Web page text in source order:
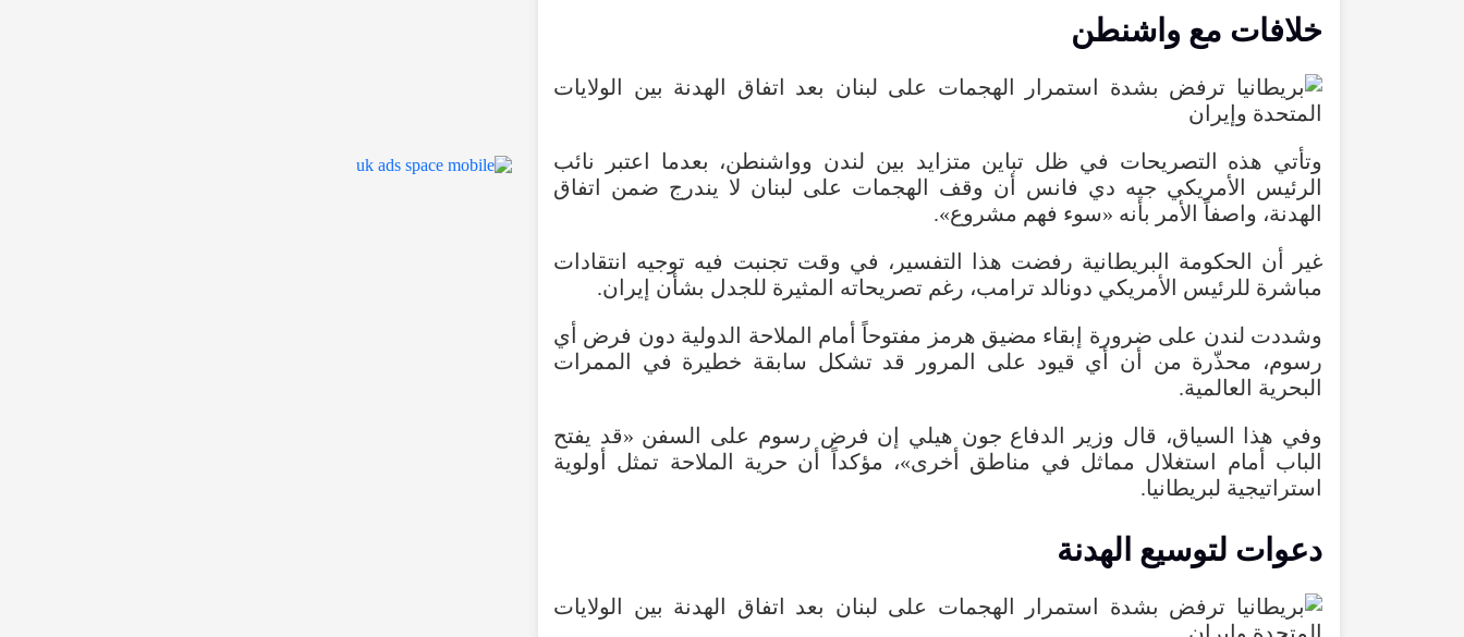
خلافات مع واشنطن
وتأتي هذه التصريحات في ظل تباين متزايد بين لندن وواشنطن، بعدما اعتبر نائب
الرئيس الأمريكي جيه دي فانس أن وقف الهجمات على لبنان لا يندرج ضمن اتفاق
الهدنة، واصفاً الأمر بأنه «سوء فهم مشروع».
غير أن الحكومة البريطانية رفضت هذا التفسير، في وقت تجنبت فيه توجيه انتقادات
مباشرة للرئيس الأمريكي دونالد ترامب، رغم تصريحاته المثيرة للجدل بشأن إيران.
وشددت لندن على ضرورة إبقاء مضيق هرمز مفتوحاً أمام الملاحة الدولية دون فرض أي
رسوم، محذّرة من أن أي قيود على المرور قد تشكل سابقة خطيرة في الممرات
البحرية العالمية.
وفي هذا السياق، قال وزير الدفاع جون هيلي إن فرض رسوم على السفن «قد يفتح
الباب أمام استغلال مماثل في مناطق أخرى»، مؤكداً أن حرية الملاحة تمثل أولوية
استراتيجية لبريطانيا.
دعوات لتوسيع الهدنة